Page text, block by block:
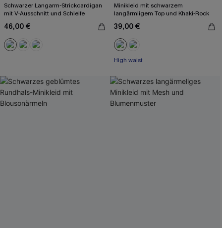
Schwarzer Langarm-Strickcardigan
mit V-Ausschnitt und Schleife
46,00 €
Minikleid mit schwarzem
langärmligem Top und Khaki-Rock
39,00 €
High waist